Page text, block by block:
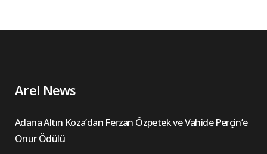
Arel News
Adana Altın Koza’dan Ferzan Özpetek ve Vahide Perçin’e
Onur Ödülü